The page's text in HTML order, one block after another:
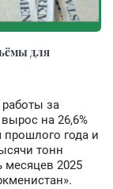
для
за
на 26,6%
года и
тонн
месяцев 2025